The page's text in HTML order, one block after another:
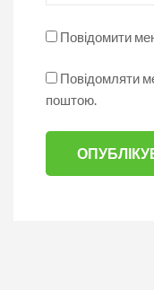
Повідомити
Повідомляти
поштою.